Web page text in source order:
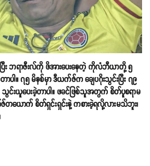
ပြီး ဘရာဇီးလ်ကို ဖိအားပေးနေတဲ့ ကိုလံဘီယာတို့ ၅
ပါ။ ၇၅ မိနစ်မှာ ဒီယက်ဇ်က ချေပဂိုးသွင်းပြီး ၇၉
င်းယူပေးခဲ့တာပါ။ ဖခင်ဖြစ်သူအတွက် စိတ်ပူစရာမ
ောက် စိတ်ရှင်းရှင်းနဲ့ ကစားခဲ့ရလို့လားမသိဘူး၊